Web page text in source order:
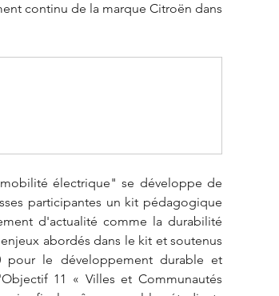
continu de la marque Citroën dans
électrique" se développe de
participantes un kit pédagogique
d'actualité comme la durabilité
abordés dans le kit et soutenus
pour le développement durable et
11 « Villes et Communautés